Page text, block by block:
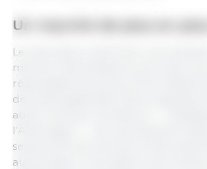
Un marché de plus en
Les données confirment une
marché néerlandais du porcelet, qui
répartissait entre plus d’une dizaine
de poids significatif, s’est
autour de deux acheteurs —
l’Allemagne — qui représentent
seules près de neuf porcelets
autres pays, à l’exception